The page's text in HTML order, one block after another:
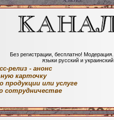
Без регистрации, бесплатно! Модерация.
языки русский и украинский
релиз - анонс
карточку
или услуге
сотрудничестве